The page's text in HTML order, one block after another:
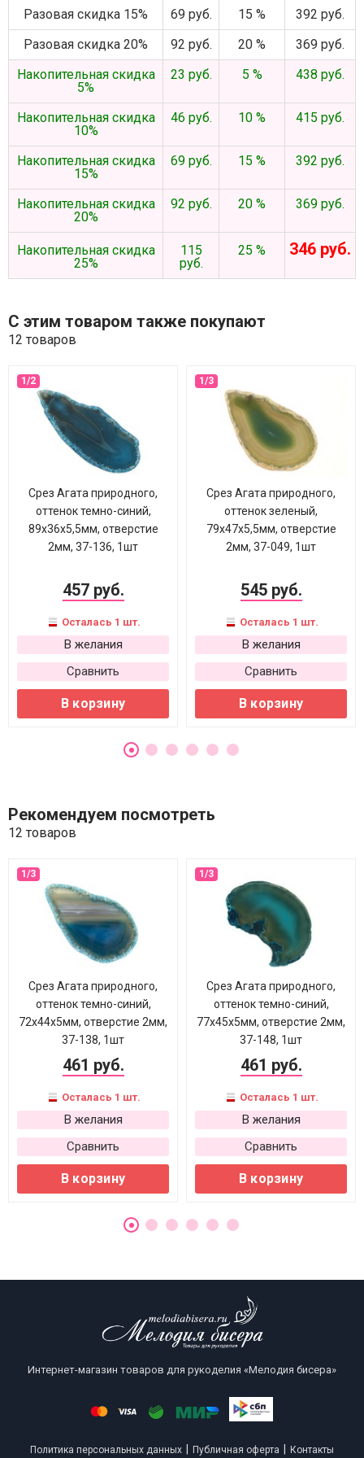
Разовая скидка 15% 69 руб. 15 %
392 руб.
Разовая скидка 20%
92 руб. 20 %
369 руб.
Накопительная скидка
5%
23 руб. 5 % 438 руб.
Накопительная скидка
10%
46 руб. 10 % 415 руб.
Накопительная скидка
15%
69 руб. 15 % 392 руб.
Накопительная скидка
20%
92 руб. 20 % 369 руб.
Накопительная скидка
25%
115
руб.
25 % 346 руб.
С этим товаром также покупают
12 товаров
Срез Агата природного,
оттенок темно-синий,
89х36х5,5мм, отверстие
2мм, 37-136, 1шт
457 руб.
Осталась 1 шт.
В желания
Сравнить
В корзину
Срез Агата природного,
оттенок зеленый,
79х47х5,5мм, отверстие
2мм, 37-049, 1шт
545 руб.
Осталась 1 шт.
В желания
Сравнить
В корзину
Рекомендуем посмотреть
12 товаров
Срез Агата природного,
оттенок темно-синий,
72х44х5мм, отверстие 2мм,
37-138, 1шт
461 руб.
Осталась 1 шт.
В желания
Сравнить
В корзину
Срез Агата природного,
оттенок темно-синий,
77х45х5мм, отверстие 2мм,
37-148, 1шт
461 руб.
Осталась 1 шт.
В желания
Сравнить
В корзину
Интернет-магазин товаров для рукоделия «Мелодия бисера»
Политика персональных данных Публичная оферта Контакты